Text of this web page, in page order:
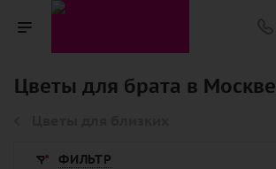
Цветы для брата в Москве
ФИЛЬТР